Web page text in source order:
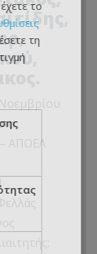
ΑΠΟΕΛ
το
τη